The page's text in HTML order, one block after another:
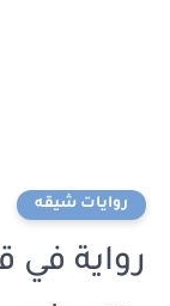
روايات شيقه